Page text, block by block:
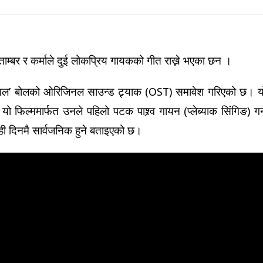
र कर्माले दुई लोकप्रिय गायकको गीत राख्ने भएका छन ।
बोलको ओरिजिनल साउन्ड ट्र्याक (OST) समावेश गरिएको छ।
उनले पहिलो पटक पाश्र्व गायन (प्लेब्याक सिंगिङ)
सार्वजनिक हुने बताइएको छ।